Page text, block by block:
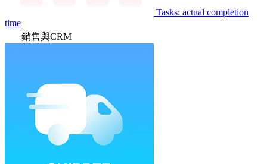
Tasks: actual completion
time
銷售與CRM